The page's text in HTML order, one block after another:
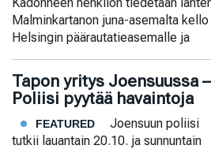
Malminkartanon juna-asemalta
Helsingin päärautatieasemalle ja
Tapon yritys Joensuussa –
Poliisi pyytää havaintoja
FEATURED
Joensuun poliisi
tutkii lauantain 20.10. ja sunnuntain